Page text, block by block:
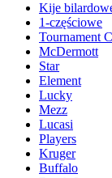
Kije
1-częściowe
Tournament
McDermott
Star
Element
Lucky
Mezz
Lucasi
Players
Kruger
Buffalo